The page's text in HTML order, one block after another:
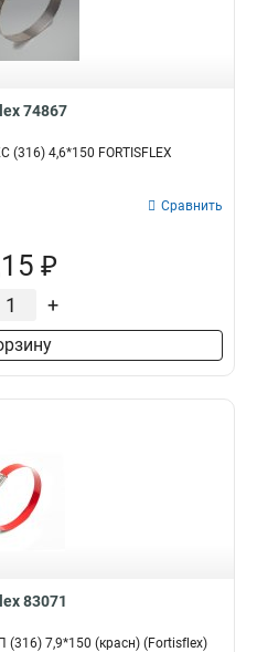
74867
4,6*150 FORTISFLEX
Сравнить
₽
+
83071
7,9*150 (красн) (Fortisflex)